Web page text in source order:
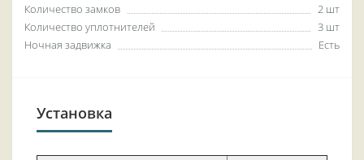
Количество замков
2 шт
Количество уплотнителей
3 шт
Ночная задвижка
Есть
Установка